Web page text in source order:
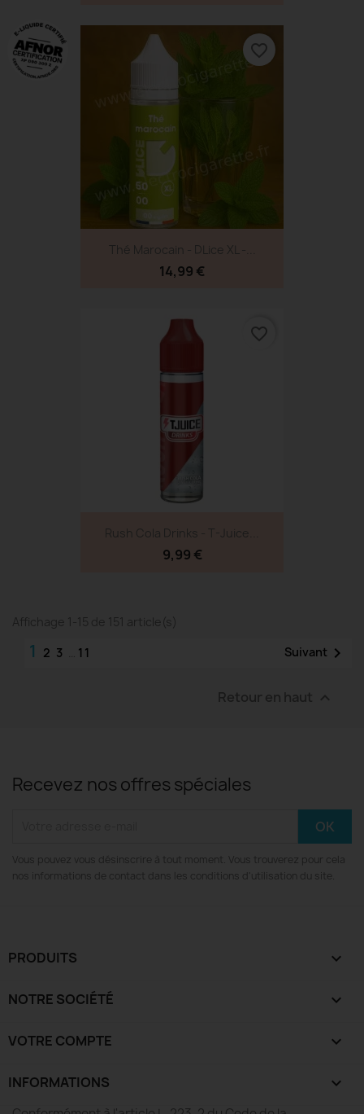
Thé Marocain - DLice XL -...
14,99 €
favorite_border
Rush Cola Drinks - T-Juice...
9,99 €
favorite_border
Affichage 1-15 de 151 article(s)
1 2 3 11 Suivant 
Retour en haut 
Recevez nos offres spéciales
Vous pouvez vous désinscrire à tout moment. Vous trouverez pour cela
nos informations de contact dans les conditions d'utilisation du site.
PRODUITS 
NOTRE SOCIÉTÉ 
VOTRE COMPTE 
INFORMATIONS keyboard_arrow_down